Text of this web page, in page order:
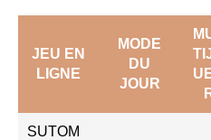
JEU EN
LIGNE
MODE
DU
JOUR
SUTOM